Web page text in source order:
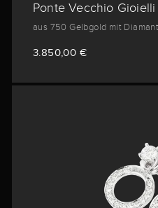
Ponte Vecchio
aus 750 Gelbgold mit
3.850,00 €